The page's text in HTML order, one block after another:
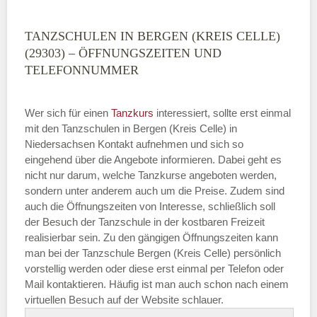
TANZSCHULEN IN BERGEN (KREIS CELLE)
(29303) – ÖFFNUNGSZEITEN UND
TELEFONNUMMER
Wer sich für einen Tanzkurs interessiert, sollte erst einmal
mit den Tanzschulen in Bergen (Kreis Celle) in
Niedersachsen Kontakt aufnehmen und sich so
eingehend über die Angebote informieren. Dabei geht es
nicht nur darum, welche Tanzkurse angeboten werden,
sondern unter anderem auch um die Preise. Zudem sind
auch die Öffnungszeiten von Interesse, schließlich soll
der Besuch der Tanzschule in der kostbaren Freizeit
realisierbar sein. Zu den gängigen Öffnungszeiten kann
man bei der Tanzschule Bergen (Kreis Celle) persönlich
vorstellig werden oder diese erst einmal per Telefon oder
Mail kontaktieren. Häufig ist man auch schon nach einem
virtuellen Besuch auf der Website schlauer.